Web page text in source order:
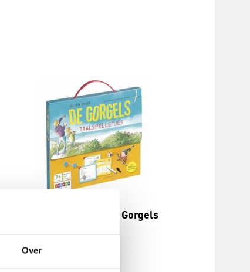
Over
Taalspelletjes | De Gorgels
Bekijk